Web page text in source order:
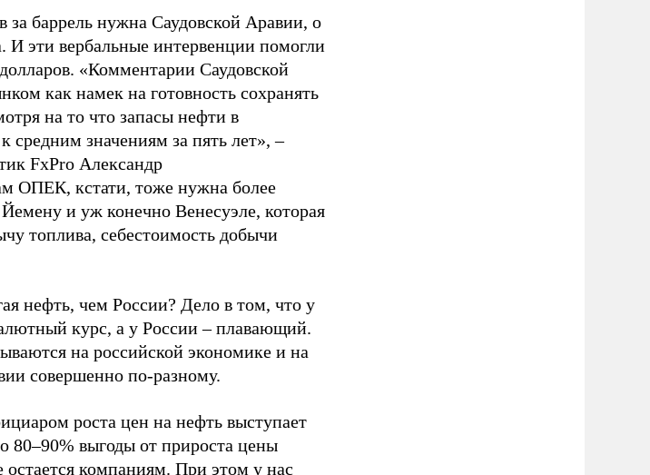
за баррель нужна Саудовской Аравии, о
И эти вербальные интервенции помогли
«Комментарии Саудовской
как намек на готовность сохранять
на то что запасы нефти в
средним значениям за пять лет», –
FxPro Александр
ОПЕК, кстати, тоже нужна более
и уж конечно Венесуэле, которая
топлива, себестоимость добычи
нефть, чем России? Дело в том, что у
курс, а у России – плавающий.
на российской экономике и на
совершенно по-разному.
роста цен на нефть выступает
80–90% выгоды от прироста цены
остается компаниям. При этом у нас